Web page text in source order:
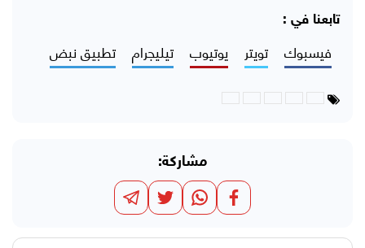
تابعنا في :
فيسبوك تويتر يوتيوب تيليجرام تطبيق نبض
مشاركة: